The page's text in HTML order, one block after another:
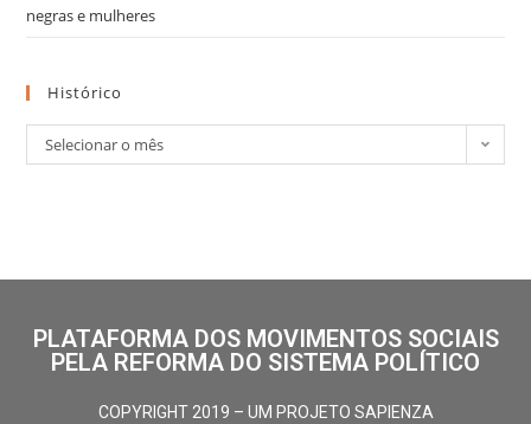
negras e mulheres
Histórico
Selecionar o mês
PLATAFORMA DOS MOVIMENTOS SOCIAIS
PELA REFORMA DO SISTEMA POLÍTICO
COPYRIGHT 2019 – UM PROJETO SAPIENZA